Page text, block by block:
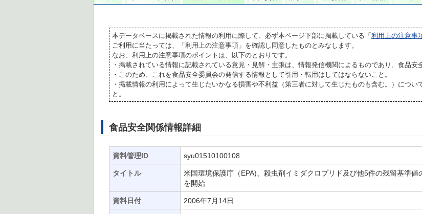
本データベースに掲載された情報の利用に際して、必ず本ページ下部に掲載している「 利用上の注意事
ご利用に当たっては、「利用上の注意事項」を確認し同意したものとみなします。
なお、利用上の注意事項のポイントは、以下のとおりです。
・掲載されている情報に記載されている意見・見解・主張は、情報発信機関によるものであり、食品安
・このため、これを食品安全委員会の発信する情報として引用・転用はしてはならないこと。
・掲載情報の利用によって生じたいかなる損害や不利益（第三者に対して生じたものも含む。）につ
と。
食品安全関係情報詳細
資料管理ID syu01510100108
タイトル
米国環境保護庁（EPA)、殺虫剤イミダクロプリド及び他5件の残留基準
を開始
資料日付 2006年7月14日